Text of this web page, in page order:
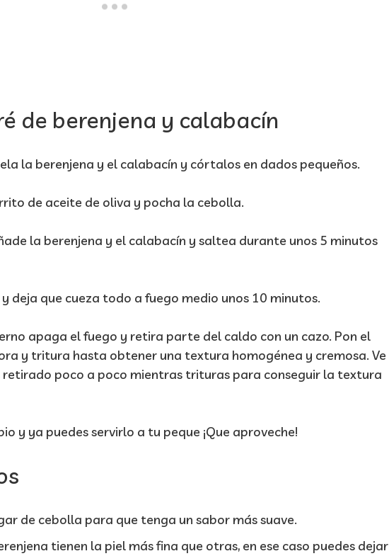
de berenjena y calabacín
la berenjena y el calabacín y córtalos en dados pequeños.
de aceite de oliva y pocha la cebolla.
la berenjena y el calabacín y saltea durante unos 5 minutos
deja que cueza todo a fuego medio unos 10 minutos.
apaga el fuego y retira parte del caldo con un cazo. Pon el
y tritura hasta obtener una textura homogénea y cremosa. Ve
retirado poco a poco mientras trituras para conseguir la textura
y ya puedes servirlo a tu peque ¡Que aproveche!
de cebolla para que tenga un sabor más suave.
tienen la piel más fina que otras, en ese caso puedes dejar